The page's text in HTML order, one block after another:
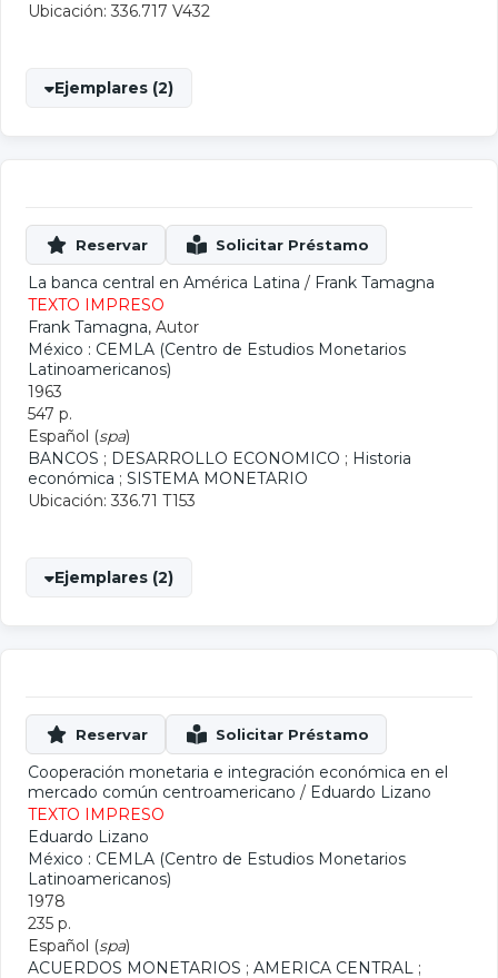
Ubicación: 336.717 V432
Ejemplares (2)
La banca central en América Latina / Frank Tamagna
TEXTO IMPRESO
Frank Tamagna, Autor
México : CEMLA (Centro de Estudios Monetarios
Latinoamericanos)
1963
547 p.
Español (spa)
BANCOS ; DESARROLLO ECONOMICO ; Historia
económica ; SISTEMA MONETARIO
Ubicación: 336.71 T153
Ejemplares (2)
Cooperación monetaria e integración económica en el
mercado común centroamericano / Eduardo Lizano
TEXTO IMPRESO
Eduardo Lizano
México : CEMLA (Centro de Estudios Monetarios
Latinoamericanos)
1978
235 p.
Español (spa)
ACUERDOS MONETARIOS ; AMERICA CENTRAL ;